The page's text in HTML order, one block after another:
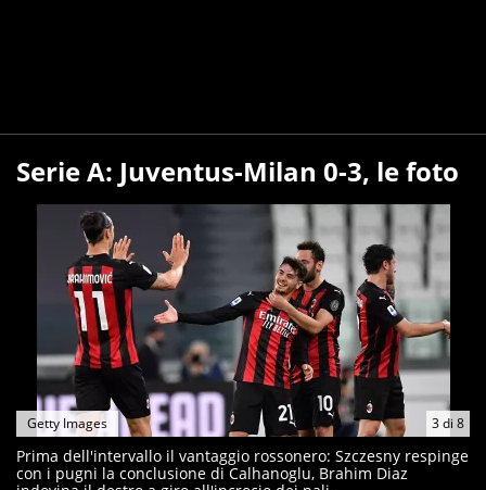
Serie A: Juventus-Milan 0-3, le foto
3di 8
Getty Images
Prima dell'intervallo il vantaggio rossonero: Szczesny respinge
con i pugni la conclusione di Calhanoglu, Brahim Diaz